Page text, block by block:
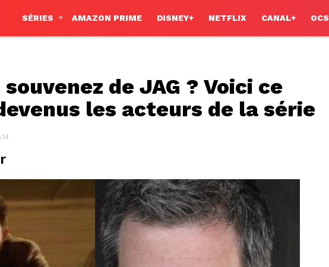
SÉRIES AMAZON PRIME DISNEY+ NETFLIX CANAL+ OCS
de JAG ? Voici ce
les acteurs de la série